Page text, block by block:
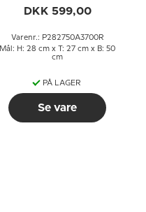
DKK 599,00
Varenr.: P282750A3700R
Mål: H: 28 cm x T: 27 cm x B: 50
cm
PÅ LAGER
Se vare